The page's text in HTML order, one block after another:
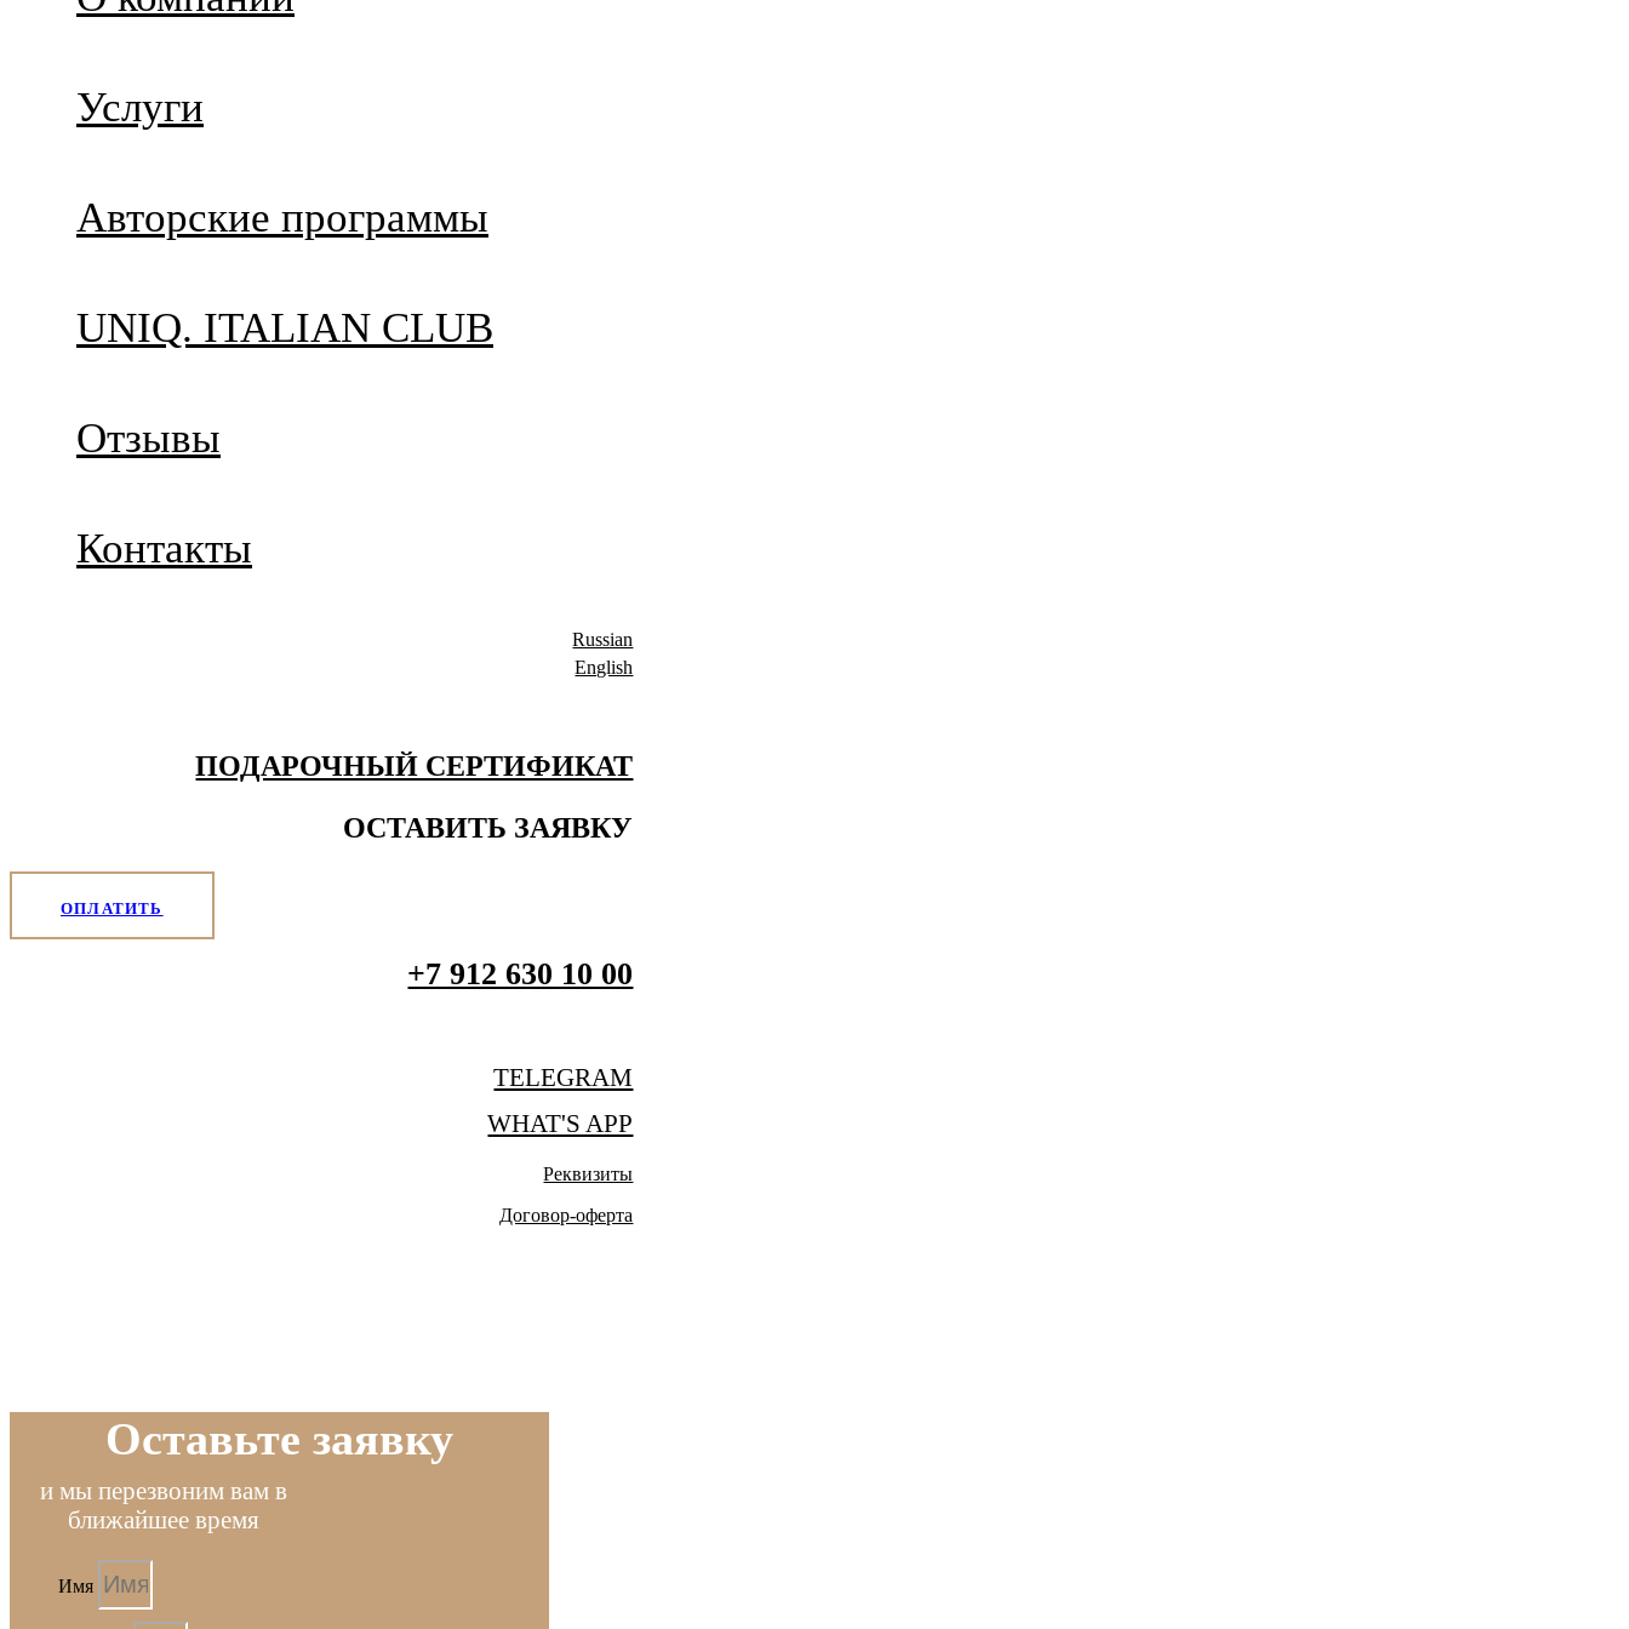
Услуги
Авторские программы
UNIQ. ITALIAN CLUB
Отзывы
Контакты
Russian
English
ПОДАРОЧНЫЙ СЕРТИФИКАТ
ОСТАВИТЬ ЗАЯВКУ
ОПЛАТИТЬ
+7 912 630 10 00
TELEGRAM
WHAT'S APP
Реквизиты
Договор-оферта
Оставьте заявку
и мы перезвоним вам в
ближайшее время
Имя